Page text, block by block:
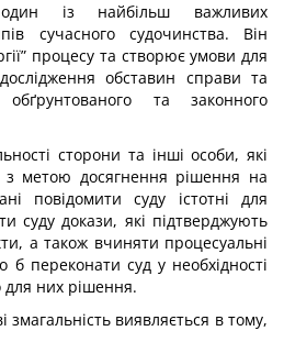
із найбільш важливих
сучасного судочинства. Він
процесу та створює умови для
обставин справи та
та законного
сторони та інші особи, які
з метою досягнення рішення на
повідомити суду істотні для
суду докази, які підтверджують
а також вчиняти процесуальні
б переконати суд у необхідності
для них рішення.
змагальність виявляється в тому,